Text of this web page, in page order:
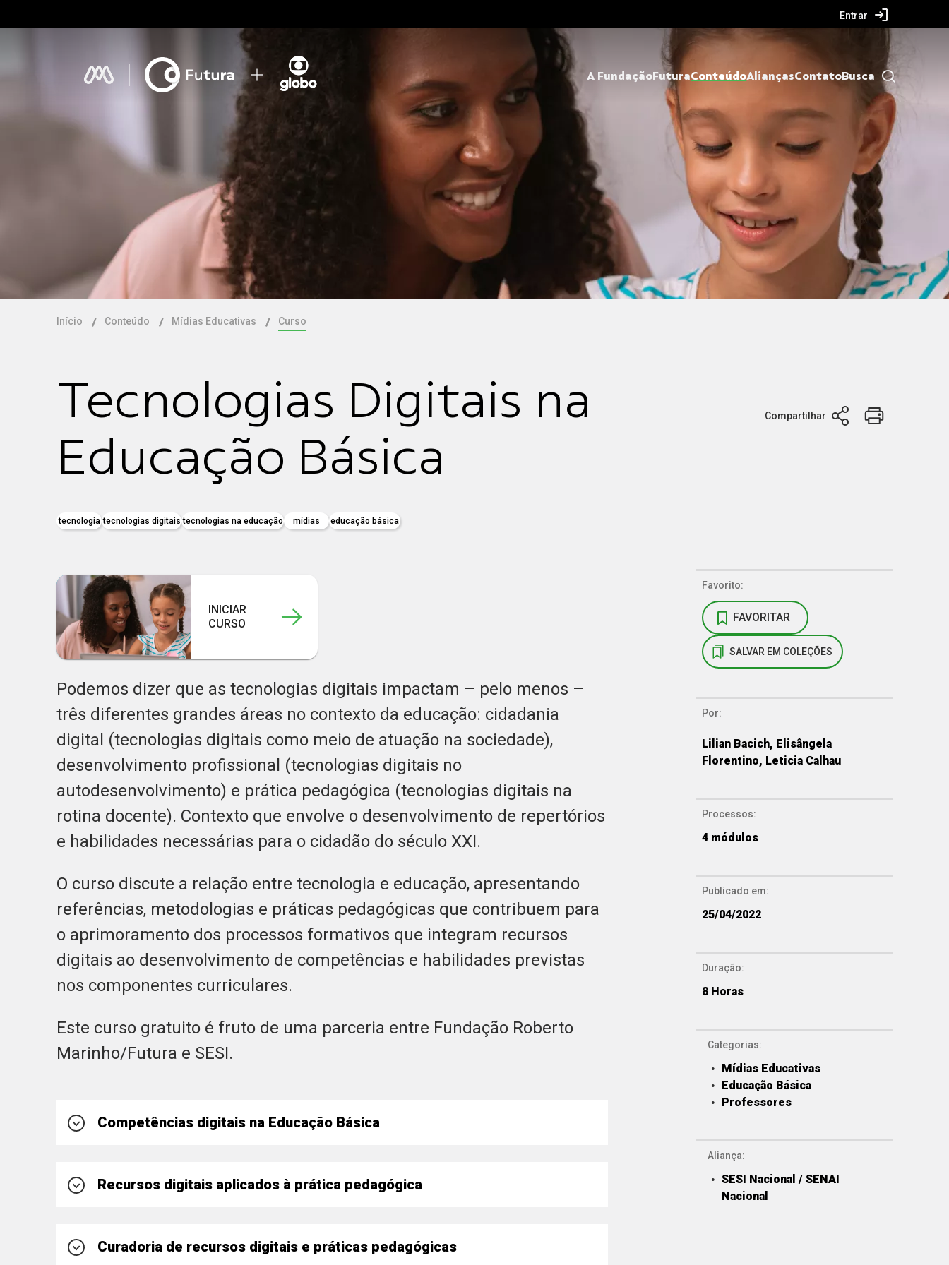
Entrar
A FundaçãoFuturaConteúdoAliançasContatoBusca
Início Conteúdo Mídias Educativas Curso
Tecnologias Digitais na
Educação Básica
tecnologia tecnologias digitais tecnologias na educação mídias educação básica
Compartilhar
INICIAR
CURSO
Podemos dizer que as tecnologias digitais impactam – pelo menos –
três diferentes grandes áreas no contexto da educação: cidadania
digital (tecnologias digitais como meio de atuação na sociedade),
desenvolvimento profissional (tecnologias digitais no
autodesenvolvimento) e prática pedagógica (tecnologias digitais na
rotina docente). Contexto que envolve o desenvolvimento de repertórios
e habilidades necessárias para o cidadão do século XXI.
O curso discute a relação entre tecnologia e educação, apresentando
referências, metodologias e práticas pedagógicas que contribuem para
o aprimoramento dos processos formativos que integram recursos
digitais ao desenvolvimento de competências e habilidades previstas
nos componentes curriculares.
Este curso gratuito é fruto de uma parceria entre Fundação Roberto
Marinho/Futura e SESI.
Competências digitais na Educação Básica
O papel da educação midiática nas escolas
Recursos digitais aplicados à prática pedagógica
Curadoria de recursos digitais e práticas pedagógicas
Favorito:
FAVORITAR
SALVAR EM COLEÇÕES
Por:
Lilian Bacich, Elisângela
Florentino, Leticia Calhau
Processos:
4 módulos
Publicado em:
25/04/2022
Duração:
8 Horas
Categorias:
Mídias Educativas
Educação Básica
Professores
Aliança:
SESI Nacional / SENAI
Nacional